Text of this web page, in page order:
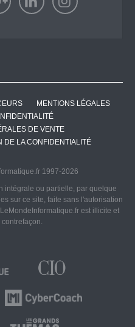
MENTIONS LÉGALES
DE VENTE
DE LA CONFIDENTIALITÉ
1997-2026
intégrale ou partielle, par quelque
sur ce site, faite sans l'autorisation
est illicite et